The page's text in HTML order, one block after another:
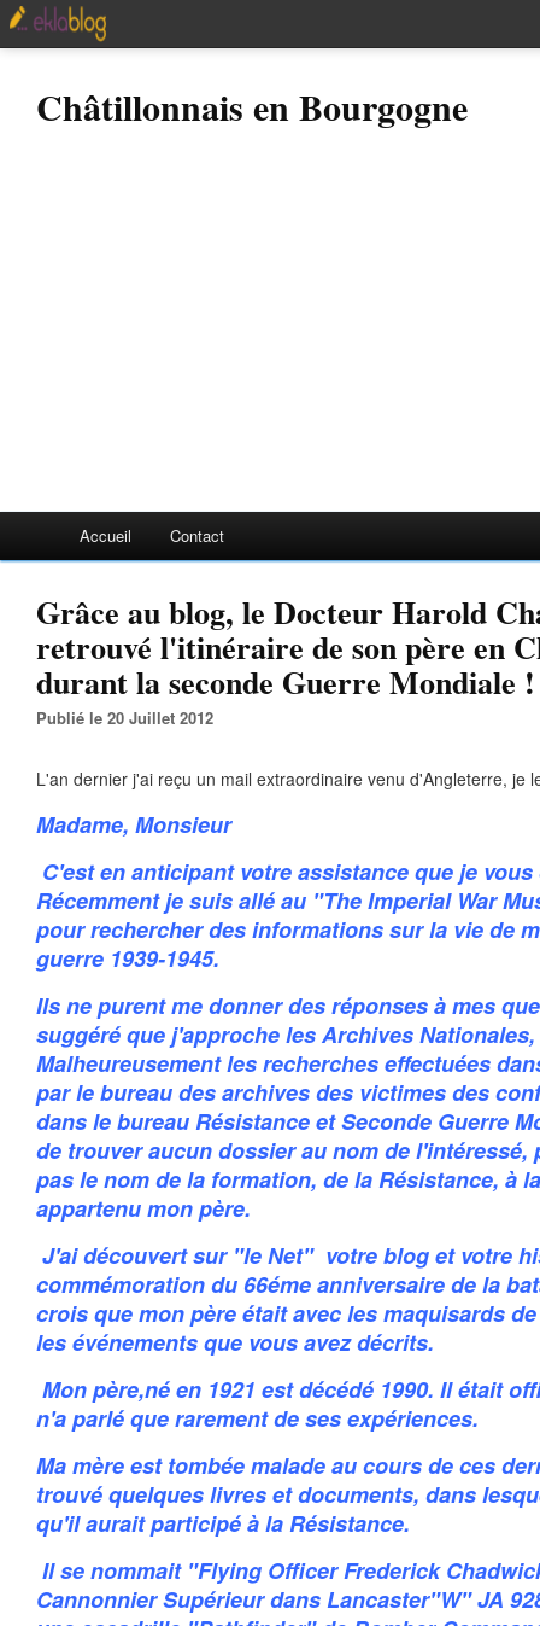
Châtillonnais en Bourgogne
Accueil Contact
Grâce au blog, le Docteur Harold
retrouvé l'itinéraire de son père en
durant la seconde Guerre Mondiale !
Publié le 20 Juillet 2012
L'an dernier j'ai reçu un mail extraordinaire venu d'Angleterre, je
Madame, Monsieur
C'est en anticipant votre assistance que je
Récemment je suis allé au "The Imperial War
pour rechercher des informations sur la vie de
guerre 1939-1945.
Ils ne purent me donner des réponses à mes
suggéré que j'approche les Archives
Malheureusement les recherches effectuées
par le bureau des archives des victimes des
dans le bureau Résistance et Seconde Guerre
de trouver aucun dossier au nom de l'intéressé,
pas le nom de la formation, de la Résistance, à
appartenu mon père.
J'ai découvert sur "le Net" votre blog et votre
commémoration du 66éme anniversaire de la
crois que mon père était avec les maquisards
les événements que vous avez décrits.
Mon père,né en 1921 est décédé 1990. Il était
n'a parlé que rarement de ses expériences.
Ma mère est tombée malade au cours de ces
trouvé quelques livres et documents, dans
qu'il aurait participé à la Résistance.
Il se nommait "Flying Officer Frederick
Cannonnier Supérieur dans Lancaster"W" JA